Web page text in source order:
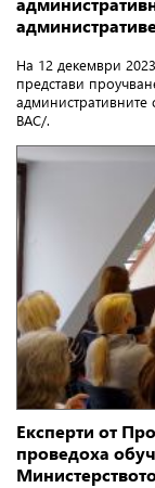
На 12 декември
представи
ВАС/.
Експерти от
проведоха